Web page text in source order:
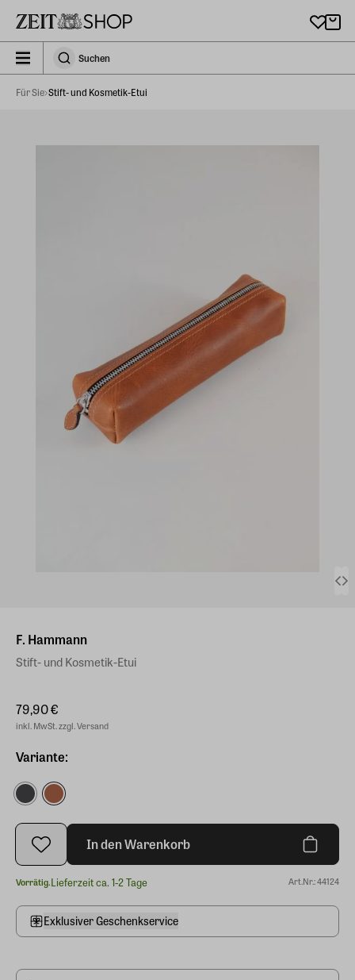
zeit_storefront.components.search.collapsed
SuchenSuchen
Für Sie Stift- und Kosmetik-Etui
F. Hammann
Stift- und Kosmetik-Etui
79,90 €
inkl. MwSt. zzgl. Versand
Variante:
In den Warenkorb
Vorrätig.Lieferzeit ca. 1-2 Tage Art.Nr.: 44124
Exklusiver Geschenkservice